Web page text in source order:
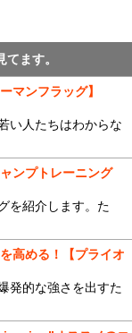
ます。
マンフラッグ】
い人たちはわからな
ンプトレーニング
を紹介します。た
高める！【プライオ
発的な強さを出すた